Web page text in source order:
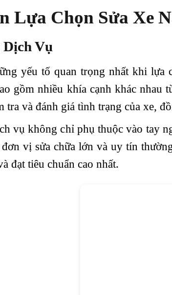
Lựa Chọn Sửa Xe
Vụ
yếu tố quan trọng nhất khi lựa
gồm nhiều khía cạnh khác nhau
tra và đánh giá tình trạng của xe,
vụ không chỉ phụ thuộc vào tay
vị sửa chữa lớn và uy tín
đạt tiêu chuẩn cao nhất.